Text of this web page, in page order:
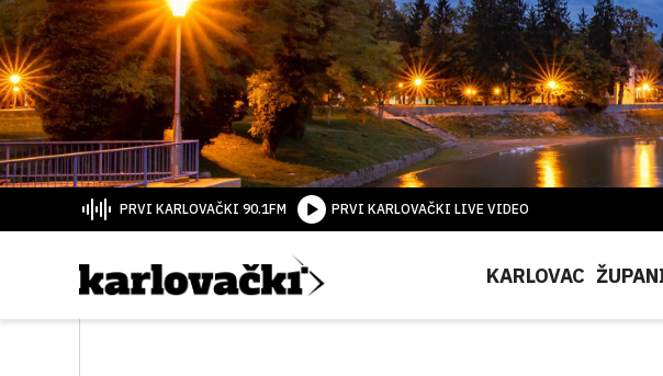
PRVI KARLOVAČKI 90.1FM PRVI KARLOVAČKI LIVE VIDEO
KARLOVAC